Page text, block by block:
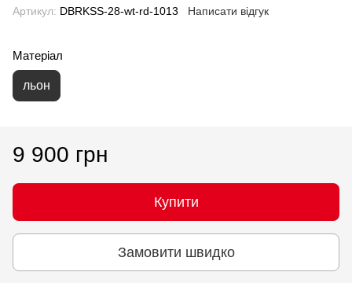
Артикул: DBRKSS-28-wt-rd-1013 Написати відгук
Матеріал
льон
9 900 грн
Купити
Замовити швидко